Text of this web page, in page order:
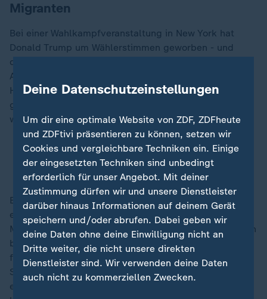
Migranten
Bei einer Wahlkampfveranstaltung in New York hat
Donald Trump um Wählerstimmen geworben - und
dabei selbstverständlich auch nicht an persönlichen
Angriffen gegen seine Konkurrentin Kamala Harris und
Hetze gegen Einwanderer gespart. Auch Trumps
glühender Verehrer Elon Musk und weitere Prominente
waren mit von der Partie.
Großveranstaltung in New York:Trump wettert
gegen Harris und Migranten
Bei einer Wiederwahl Trumps am 5. November will er
einen radikalen Kurs gegen Migrantinnen und
Migranten durchsetzen, der auch Massendeportationen
beinhalten soll. Außerdem will Trump die Todesstrafe
für jeden Migranten, der einen US-Bürger oder
Sicherheitsbeamten tötet. Kamala Harris nannte er
eine "Person mit einem sehr niedrigen IQ". Darüber
Deine Datenschutzeinstellungen
Um dir eine optimale Website von ZDF, ZDFheute
und ZDFtivi präsentieren zu können, setzen wir
Cookies und vergleichbare Techniken ein. Einige
der eingesetzten Techniken sind unbedingt
erforderlich für unser Angebot. Mit deiner
Zustimmung dürfen wir und unsere Dienstleister
darüber hinaus Informationen auf deinem Gerät
speichern und/oder abrufen. Dabei geben wir
deine Daten ohne deine Einwilligung nicht an
Dritte weiter, die nicht unsere direkten
Dienstleister sind. Wir verwenden deine Daten
auch nicht zu kommerziellen Zwecken.